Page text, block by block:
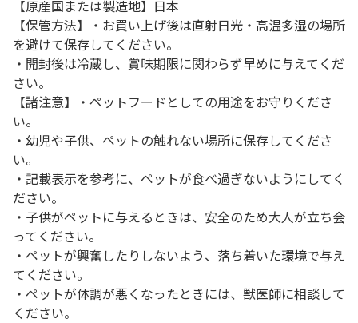
【原産国または製造地】日本
【保管方法】・お買い上げ後は直射日光・高温多湿の場所
を避けて保存してください。
・開封後は冷蔵し、賞味期限に関わらず早めに与えてくだ
さい。
【諸注意】・ペットフードとしての用途をお守りくださ
い。
・幼児や子供、ペットの触れない場所に保存してくださ
い。
・記載表示を参考に、ペットが食べ過ぎないようにしてく
ださい。
・子供がペットに与えるときは、安全のため大人が立ち会
ってください。
・ペットが興奮したりしないよう、落ち着いた環境で与え
てください。
・ペットが体調が悪くなったときには、獣医師に相談して
ください。